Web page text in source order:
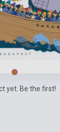
yet. Be the first!